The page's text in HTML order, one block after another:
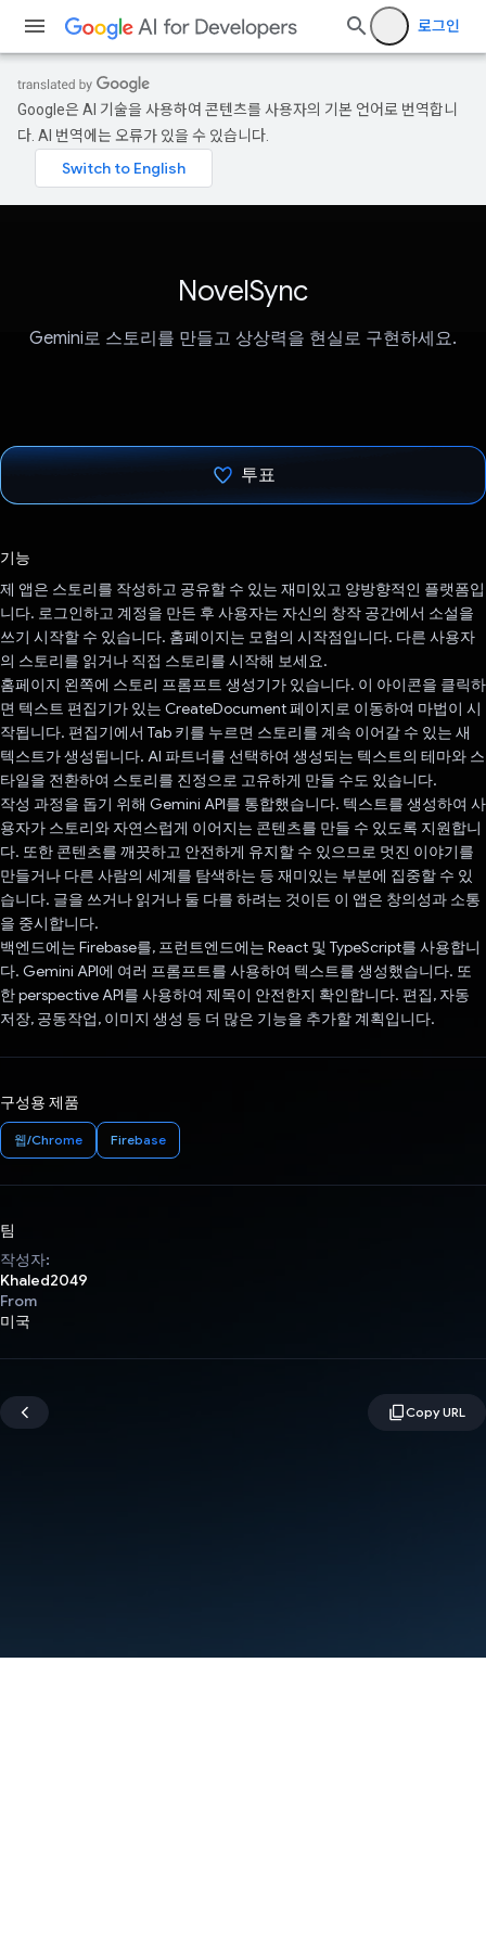
로그인
Google은 AI 기술을 사용하여 콘텐츠를 사용자의 기본 언어로 번역합니
다. AI 번역에는 오류가 있을 수 있습니다.
NovelSync
Gemini로 스토리를 만들고 상상력을 현실로 구현하세요.
투표
기능
제 앱은 스토리를 작성하고 공유할 수 있는 재미있고 양방향적인 플랫폼입
니다. 로그인하고 계정을 만든 후 사용자는 자신의 창작 공간에서 소설을
쓰기 시작할 수 있습니다. 홈페이지는 모험의 시작점입니다. 다른 사용자
의 스토리를 읽거나 직접 스토리를 시작해 보세요.
홈페이지 왼쪽에 스토리 프롬프트 생성기가 있습니다. 이 아이콘을 클릭하
면 텍스트 편집기가 있는 CreateDocument 페이지로 이동하여 마법이 시
작됩니다. 편집기에서 Tab 키를 누르면 스토리를 계속 이어갈 수 있는 새
텍스트가 생성됩니다. AI 파트너를 선택하여 생성되는 텍스트의 테마와 스
타일을 전환하여 스토리를 진정으로 고유하게 만들 수도 있습니다.
작성 과정을 돕기 위해 Gemini API를 통합했습니다. 텍스트를 생성하여 사
용자가 스토리와 자연스럽게 이어지는 콘텐츠를 만들 수 있도록 지원합니
다. 또한 콘텐츠를 깨끗하고 안전하게 유지할 수 있으므로 멋진 이야기를
만들거나 다른 사람의 세계를 탐색하는 등 재미있는 부분에 집중할 수 있
습니다. 글을 쓰거나 읽거나 둘 다를 하려는 것이든 이 앱은 창의성과 소통
을 중시합니다.
백엔드에는 Firebase를, 프런트엔드에는 React 및 TypeScript를 사용합니
다. Gemini API에 여러 프롬프트를 사용하여 텍스트를 생성했습니다. 또
한 perspective API를 사용하여 제목이 안전한지 확인합니다. 편집, 자동
저장, 공동작업, 이미지 생성 등 더 많은 기능을 추가할 계획입니다.
구성용 제품
웹/Chrome Firebase
팀
작성자:
Khaled2049
From
미국